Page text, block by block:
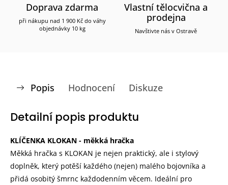
Doprava zdarma
při nákupu nad 1 900 Kč do váhy
objednávky 10 kg
Vlastní tělocvična a
prodejna
Navštivte nás v Ostravě
Popis Hodnocení Diskuze
Detailní popis produktu
KLÍČENKA KLOKAN - měkká hračka
Měkká hračka s KLOKAN je nejen praktický, ale i stylový
doplněk, který potěší každého (nejen) malého bojovníka a
přidá osobitý šmrnc každodenním věcem. Ideální pro